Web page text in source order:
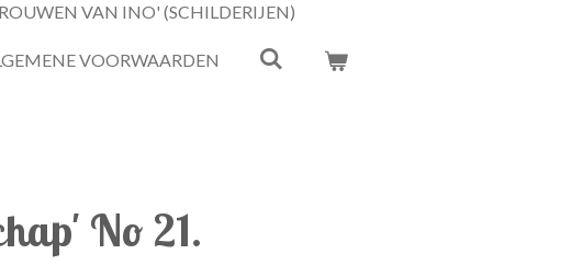
VAN INO' (SCHILDERIJEN)
VOORWAARDEN
No 21.